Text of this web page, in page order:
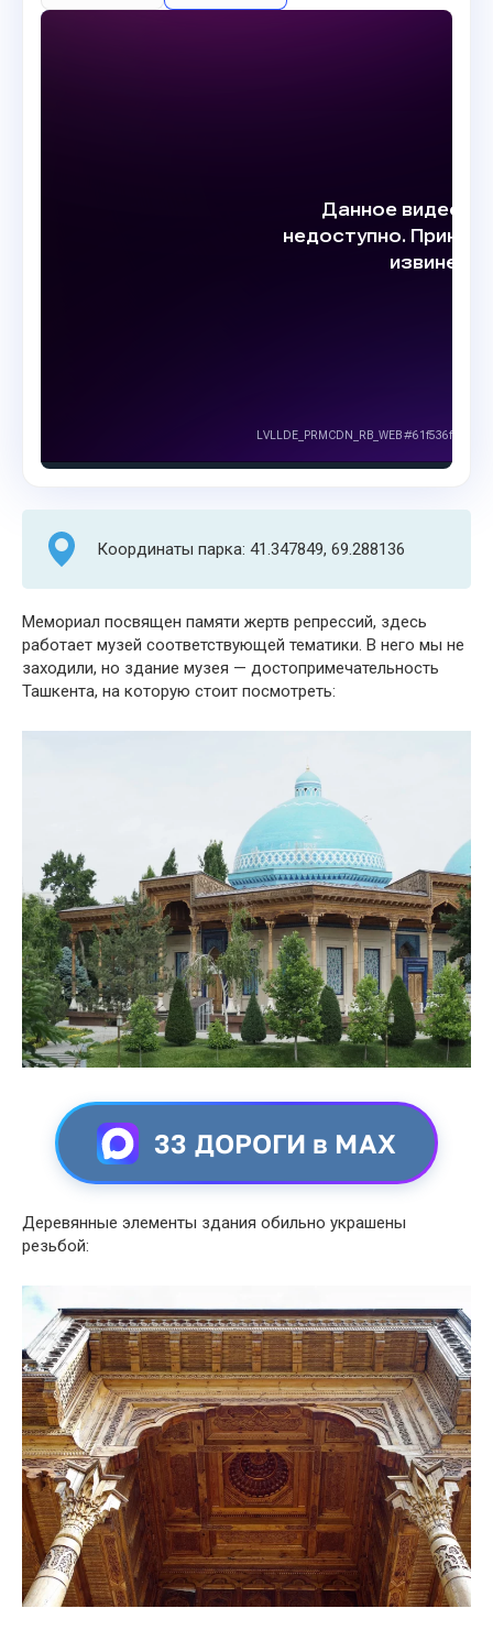
Координаты парка: 41.347849, 69.288136
Мемориал посвящен памяти жертв репрессий, здесь
работает музей соответствующей тематики. В него мы не
заходили, но здание музея — достопримечательность
Ташкента, на которую стоит посмотреть:
33 ДОРОГИ в MAX
Деревянные элементы здания обильно украшены
резьбой: